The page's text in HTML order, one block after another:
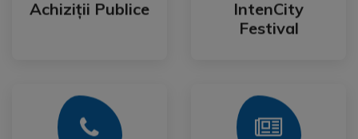
Achiziții Publice
Achiziții Publice
IntenCity
Festival
IntenCity
Mai Mult Mai Mult